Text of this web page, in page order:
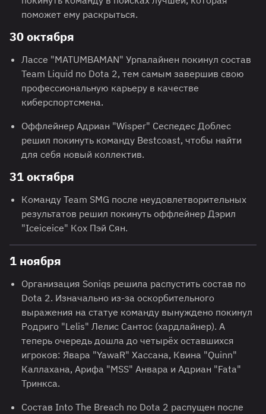
поможет ему раскрыться.
30 октября
Лассе "MATUMBAMAN" Урпалайнен покинул состав
Team Liquid по Dota 2, тем самым завершив свою
профессиональную карьеру в качестве
киберспортсмена.
Оффлейнер Адриан "Wisper" Сеспедес Доблес
решил покинуть команду Bestcoast, чтобы найти
для себя новый коллектив.
31 октября
Команду Team SMG после неудовлетворительных
результатов решил покинуть оффлейнер Дэрил
"Iceiceice" Кох Пэй Сян.
1 ноября
Организация Soniqs решила распустить состав по
Dota 2. Изначально из-за оскорбительного
выражения на статуе команду вынуждено покинул
Родриго "Lelis" Лелис Сантос (хардлайнер). А
теперь очередь дошла до четырёх оставшихся
игроков: Явара "YawaR" Хассана, Квина "Quinn"
Каллахана, Арифа "MSS" Анвара и Адриан "Fata"
Тринкса.
Состав Into The Breach по Dota 2 распущен после